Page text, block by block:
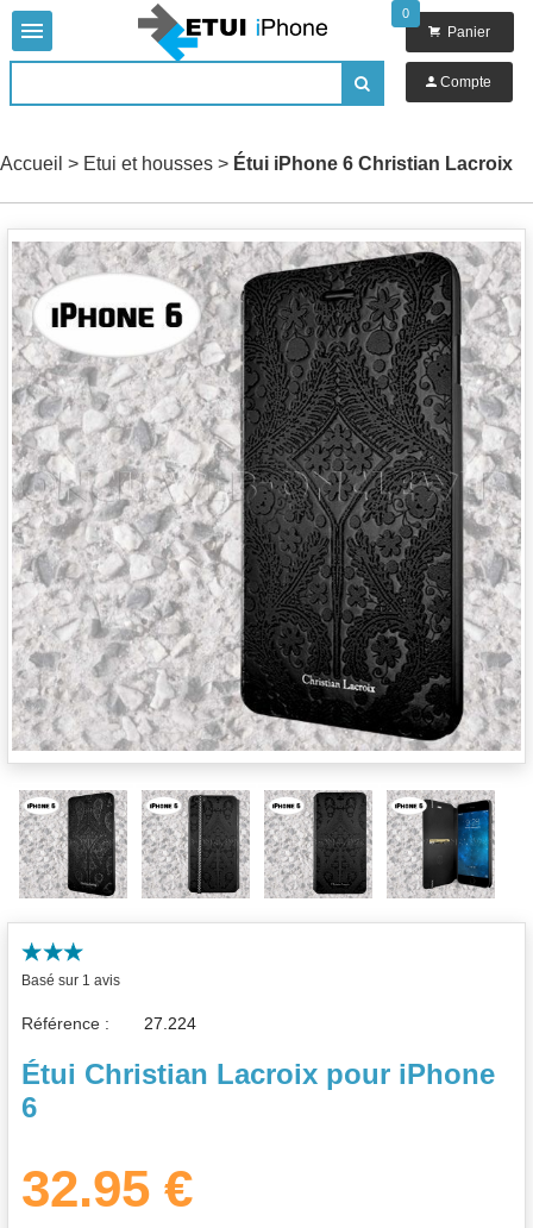


0
 Panier
 Compte
Accueil > Etui et housses > Étui iPhone 6 Christian Lacroix
Basé sur 1 avis
Référence :
Étui Christian Lacroix pour iPhone
6
32.95 €